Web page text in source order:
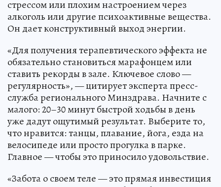
стрессом или плохим настроением через
алкоголь или другие психоактивные вещества.
Он дает конструктивный выход энергии.
«Для получения терапевтического эффекта не
обязательно становиться марафонцем или
ставить рекорды в зале. Ключевое слово —
регулярность», — цитирует эксперта пресс-
служба регионального Минздрава. Начните с
малого: 20–30 минут быстрой ходьбы в день
уже дадут ощутимый результат. Выберите то,
что нравится: танцы, плавание, йога, езда на
велосипеде или просто прогулка в парке.
Главное — чтобы это приносило удовольствие.
«Забота о своем теле — это прямая инвестиция